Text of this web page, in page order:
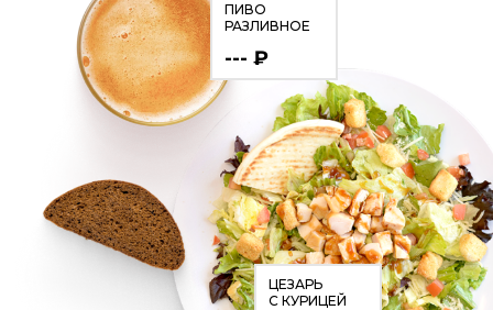
ПИВО
РАЗЛИВНОЕ
--- ₽
ЦЕЗАРЬ
С КУРИЦЕЙ